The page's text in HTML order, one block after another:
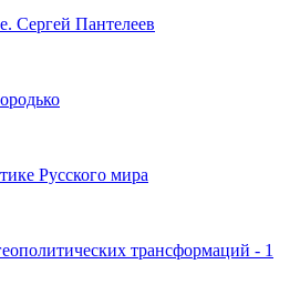
Пантелеев
Русского мира
трансформаций - 1